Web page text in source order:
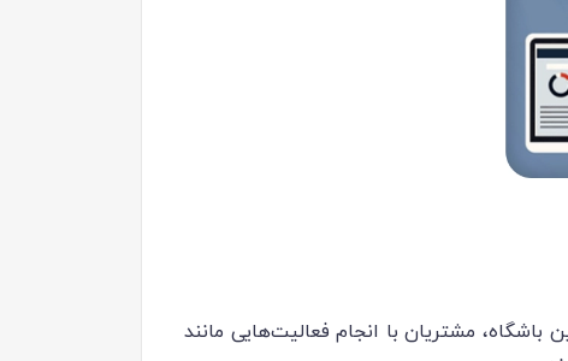
مشتریان با انجام فعالیت‌هایی مانند